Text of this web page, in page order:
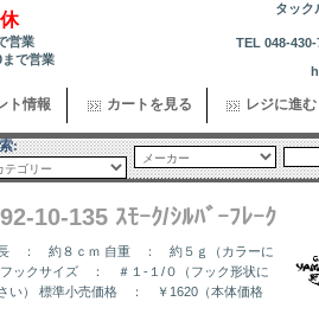
営業
で営業
タック
TEL 048-
ト情報 カートを見る レジに進む
:
10-135 ｽﾓｰｸ/ｼﾙﾊﾞｰﾌﾚｰｸ
長 ： 約８ｃｍ 自重 ： 約５ｇ（カラーに
フックサイズ ： ＃１-１/０（フック形状に
い） 標準小売価格 ： ￥1620（本体価格